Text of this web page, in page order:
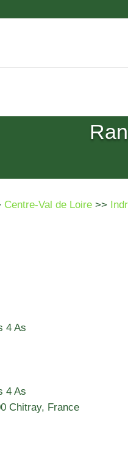
Centre-Val de Loire >>
4 As
4 As
Chitray, France